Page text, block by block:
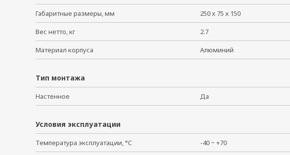
Габаритные размеры, мм 250 x 75 x 150
Вес нетто, кг 2.7
Материал корпуса Алюминий
Тип монтажа
Настенное Да
Условия эксплуатации
Температура эксплуатации, °C -40 ~ +70